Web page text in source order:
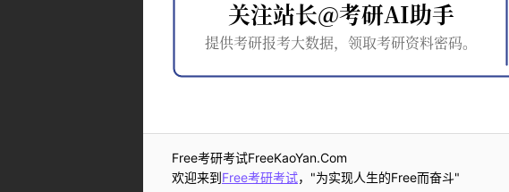
Free考研考试FreeKaoYan.Com
欢迎来到Free考研考试，"为实现人生的Free而奋斗"